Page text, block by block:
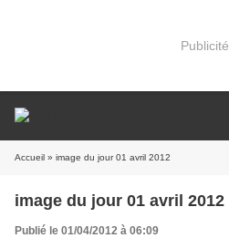
Publicité
Accueil » image du jour 01 avril 2012
image du jour 01 avril 2012
Publié le 01/04/2012 à 06:09